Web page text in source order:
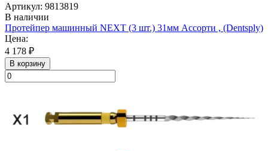
Артикул: 9813819
В наличии
Протейпер машинный NEXT (3 шт.) 31мм Ассорти , (Dentsply)
Цена:
4 178 ₽
В корзину